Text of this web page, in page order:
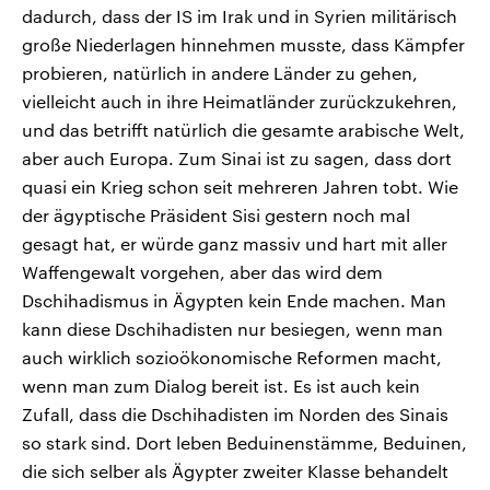
dadurch, dass der IS im Irak und in Syrien militärisch
große Niederlagen hinnehmen musste, dass Kämpfer
probieren, natürlich in andere Länder zu gehen,
vielleicht auch in ihre Heimatländer zurückzukehren,
und das betrifft natürlich die gesamte arabische Welt,
aber auch Europa. Zum Sinai ist zu sagen, dass dort
quasi ein Krieg schon seit mehreren Jahren tobt. Wie
der ägyptische Präsident Sisi gestern noch mal
gesagt hat, er würde ganz massiv und hart mit aller
Waffengewalt vorgehen, aber das wird dem
Dschihadismus in Ägypten kein Ende machen. Man
kann diese Dschihadisten nur besiegen, wenn man
auch wirklich sozioökonomische Reformen macht,
wenn man zum Dialog bereit ist. Es ist auch kein
Zufall, dass die Dschihadisten im Norden des Sinais
so stark sind. Dort leben Beduinenstämme, Beduinen,
die sich selber als Ägypter zweiter Klasse behandelt